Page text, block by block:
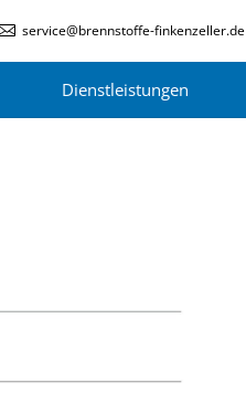
service@brennstoffe-finkenzeller.de
Dienstleistungen